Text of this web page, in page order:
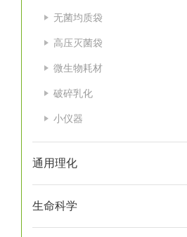
无菌均质袋
高压灭菌袋
微生物耗材
破碎乳化
小仪器
通用理化
生命科学